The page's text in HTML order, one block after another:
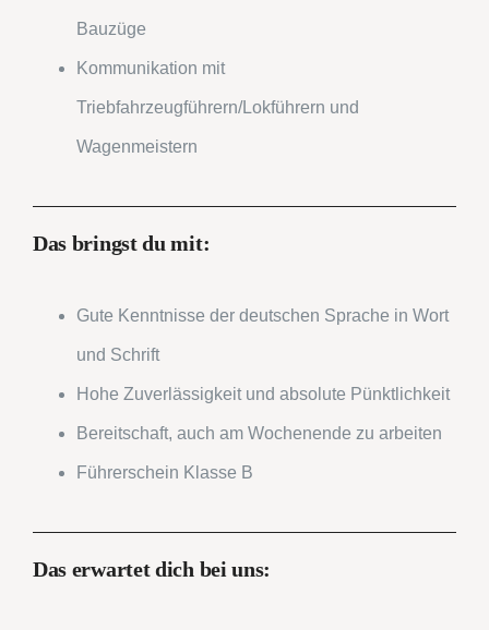
Bauzüge
Kommunikation mit
Triebfahrzeugführern/Lokführern und
Wagenmeistern
Das bringst du mit:
Gute Kenntnisse der deutschen Sprache in Wort
und Schrift
Hohe Zuverlässigkeit und absolute Pünktlichkeit
Bereitschaft, auch am Wochenende zu arbeiten
Führerschein Klasse B
Das erwartet dich bei uns: